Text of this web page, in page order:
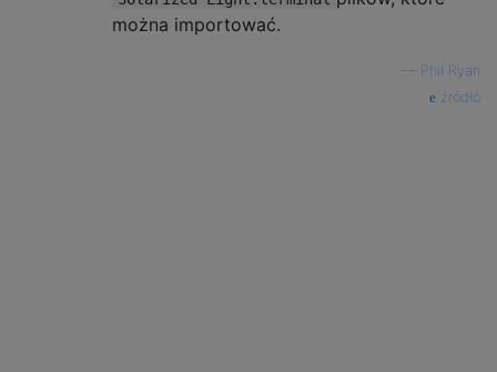
można importować.
Phil Ryan
źródło